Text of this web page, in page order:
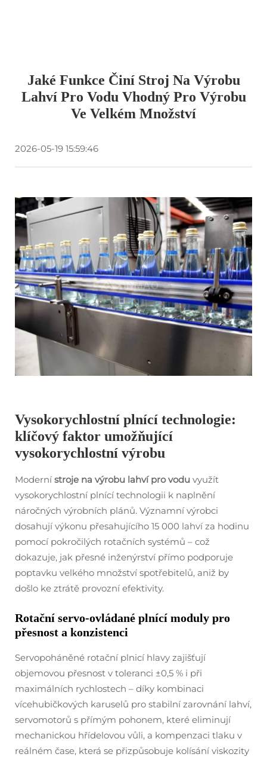
Jaké Funkce Činí Stroj Na Výrobu
Lahví Pro Vodu Vhodný Pro Výrobu
Ve Velkém Množství
2026-05-19 15:59:46
Vysokorychlostní plnící technologie:
klíčový faktor umožňující
vysokorychlostní výrobu
Moderní stroje na výrobu lahví pro vodu využít
vysokorychlostní plnící technologii k naplnění
náročných výrobních plánů. Významní výrobci
dosahují výkonu přesahujícího 15 000 lahví za hodinu
pomocí pokročilých rotačních systémů – což
dokazuje, jak přesné inženýrství přímo podporuje
poptavku velkého množství spotřebitelů, aniž by
došlo ke ztrátě provozní efektivity.
Rotační servo-ovládané plnící moduly pro
přesnost a konzistenci
Servopoháněné rotační plnicí hlavy zajišťují
objemovou přesnost v toleranci ±0,5 % i při
maximálních rychlostech – díky kombinaci
vícehubičkových karuselů pro stabilní zarovnání lahví,
servomotorů s přímým pohonem, které eliminují
mechanickou hřídelovou vůli, a kompenzaci tlaku v
reálném čase, která se přizpůsobuje kolísání viskozity